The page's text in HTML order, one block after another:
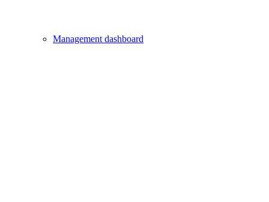
Management dashboard